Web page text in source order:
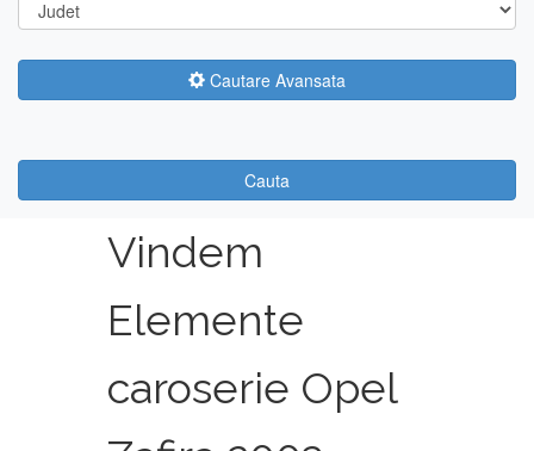
Cautare Avansata
Cauta
Vindem
Elemente
caroserie Opel